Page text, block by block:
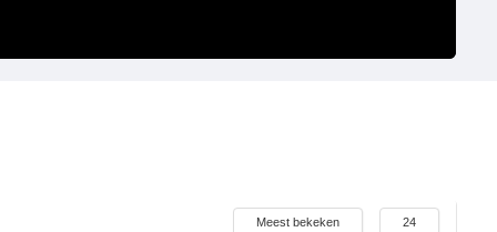
Meest bekeken 24